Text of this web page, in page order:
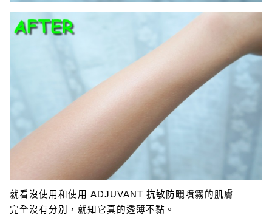
就看沒使用和使用 ADJUVANT 抗敏防曬噴霧的肌膚
完全沒有分別，就知它真的透薄不黏。